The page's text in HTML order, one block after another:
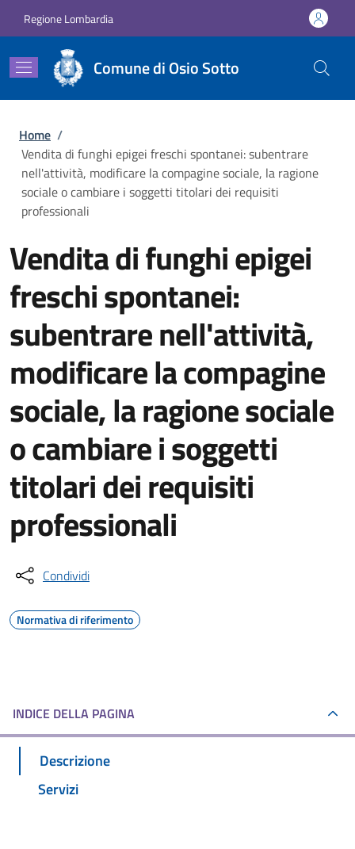
Regione Lombardia
Comune di Osio Sotto
Briciole di pane
Home /
Vendita di funghi epigei freschi spontanei: subentrare
nell'attività, modificare la compagine sociale, la ragione
sociale o cambiare i soggetti titolari dei requisiti
professionali
Vendita di funghi epigei
freschi spontanei:
subentrare nell'attività,
modificare la compagine
sociale, la ragione sociale
o cambiare i soggetti
titolari dei requisiti
professionali
Condividi
Normativa di riferimento
INDICE DELLA PAGINA
Descrizione
Servizi